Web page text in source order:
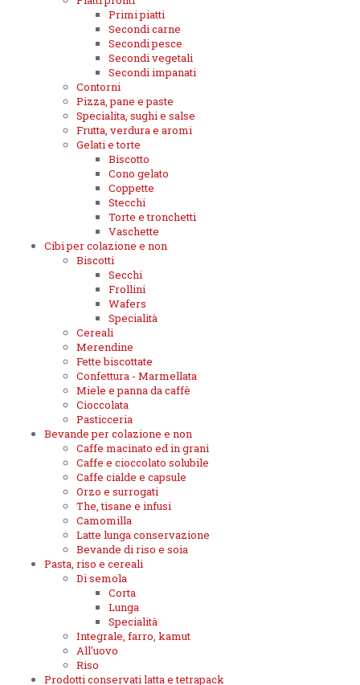
Primi piatti
Secondi carne
Secondi pesce
Secondi vegetali
Secondi impanati
Contorni
Pizza, pane e paste
Specialita, sughi e salse
Frutta, verdura e aromi
Gelati e torte
Biscotto
Cono gelato
Coppette
Stecchi
Torte e tronchetti
Vaschette
Cibi per colazione e non
Biscotti
Secchi
Frollini
Wafers
Specialità
Cereali
Merendine
Fette biscottate
Confettura - Marmellata
Miele e panna da caffè
Cioccolata
Pasticceria
Bevande per colazione e non
Caffe macinato ed in grani
Caffe e cioccolato solubile
Caffe cialde e capsule
Orzo e surrogati
The, tisane e infusi
Camomilla
Latte lunga conservazione
Bevande di riso e soia
Pasta, riso e cereali
Di semola
Corta
Lunga
Specialità
Integrale, farro, kamut
All'uovo
Riso
Prodotti conservati latta e tetrapack